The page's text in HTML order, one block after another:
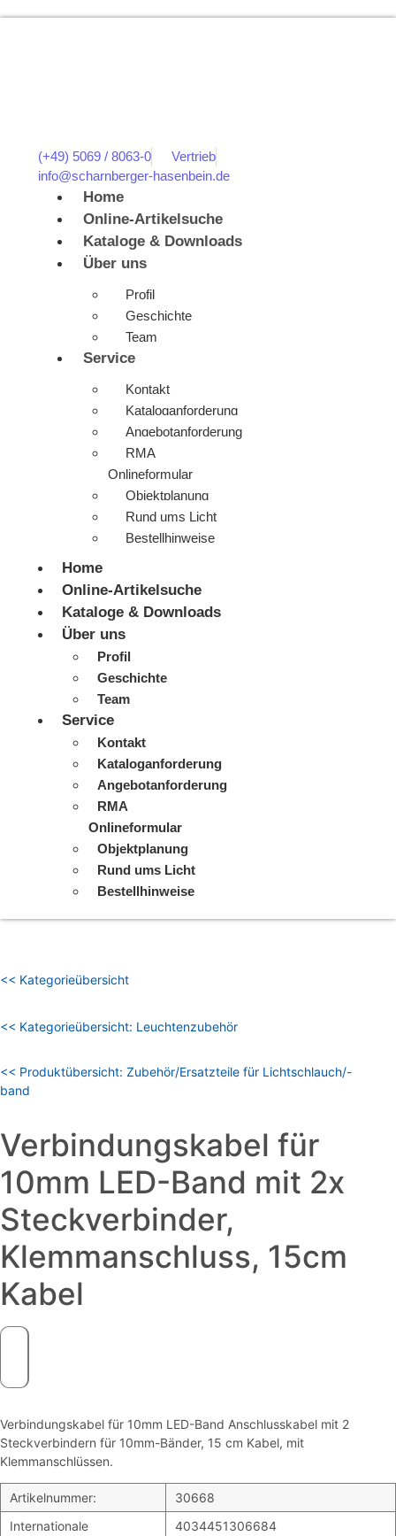
(+49) 5069 / 8063-0
Vertrieb
info@scharnberger-hasenbein.de
Home
Online-Artikelsuche
Kataloge & Downloads
Über uns
Profil
Geschichte
Team
Service
Kontakt
Kataloganforderung
Angebotanforderung
RMA
Onlineformular
Objektplanung
Rund ums Licht
Bestellhinweise
Home
Online-Artikelsuche
Kataloge & Downloads
Über uns
Profil
Geschichte
Team
Service
Kontakt
Kataloganforderung
Angebotanforderung
RMA
Onlineformular
Objektplanung
Rund ums Licht
Bestellhinweise
<< Kategorieübersicht
<< Kategorieübersicht: Leuchtenzubehör
<< Produktübersicht: Zubehör/Ersatzteile für Lichtschlauch/-
band
Verbindungskabel für
10mm LED-Band mit 2x
Steckverbinder,
Klemmanschluss, 15cm
Kabel
Verbindungskabel für 10mm LED-Band Anschlusskabel mit 2
Steckverbindern für 10mm-Bänder, 15 cm Kabel, mit
Klemmanschlüssen.
Artikelnummer:
30668
Internationale
4034451306684